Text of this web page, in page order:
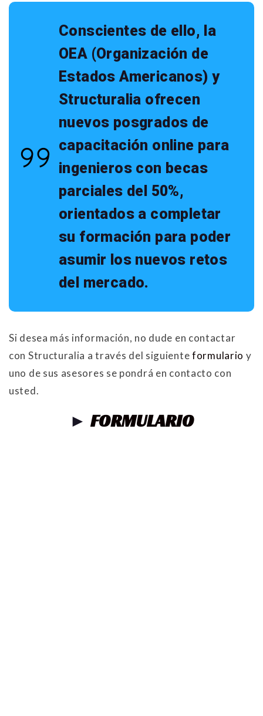
Conscientes de ello, la
OEA (Organización de
Estados Americanos) y
Structuralia ofrecen
nuevos posgrados de
capacitación online para
ingenieros con becas
parciales del 50%,
orientados a completar
su formación para poder
asumir los nuevos retos
del mercado.
Si desea más información, no dude en contactar
con Structuralia a través del siguienteformulario y
uno de sus asesores se pondrá en contacto con
usted.
► FORMULARIO